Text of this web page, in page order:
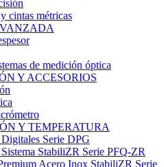
cintas métricas
de medición óptica
Y ACCESORIOS
Y TEMPERATURA
Serie DPG
StabiliZR Serie PFQ-ZR
Acero Inox StabiliZR Serie